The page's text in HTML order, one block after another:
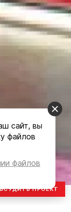
ПРОЕКТ
сайт, вы
файлов
файлов